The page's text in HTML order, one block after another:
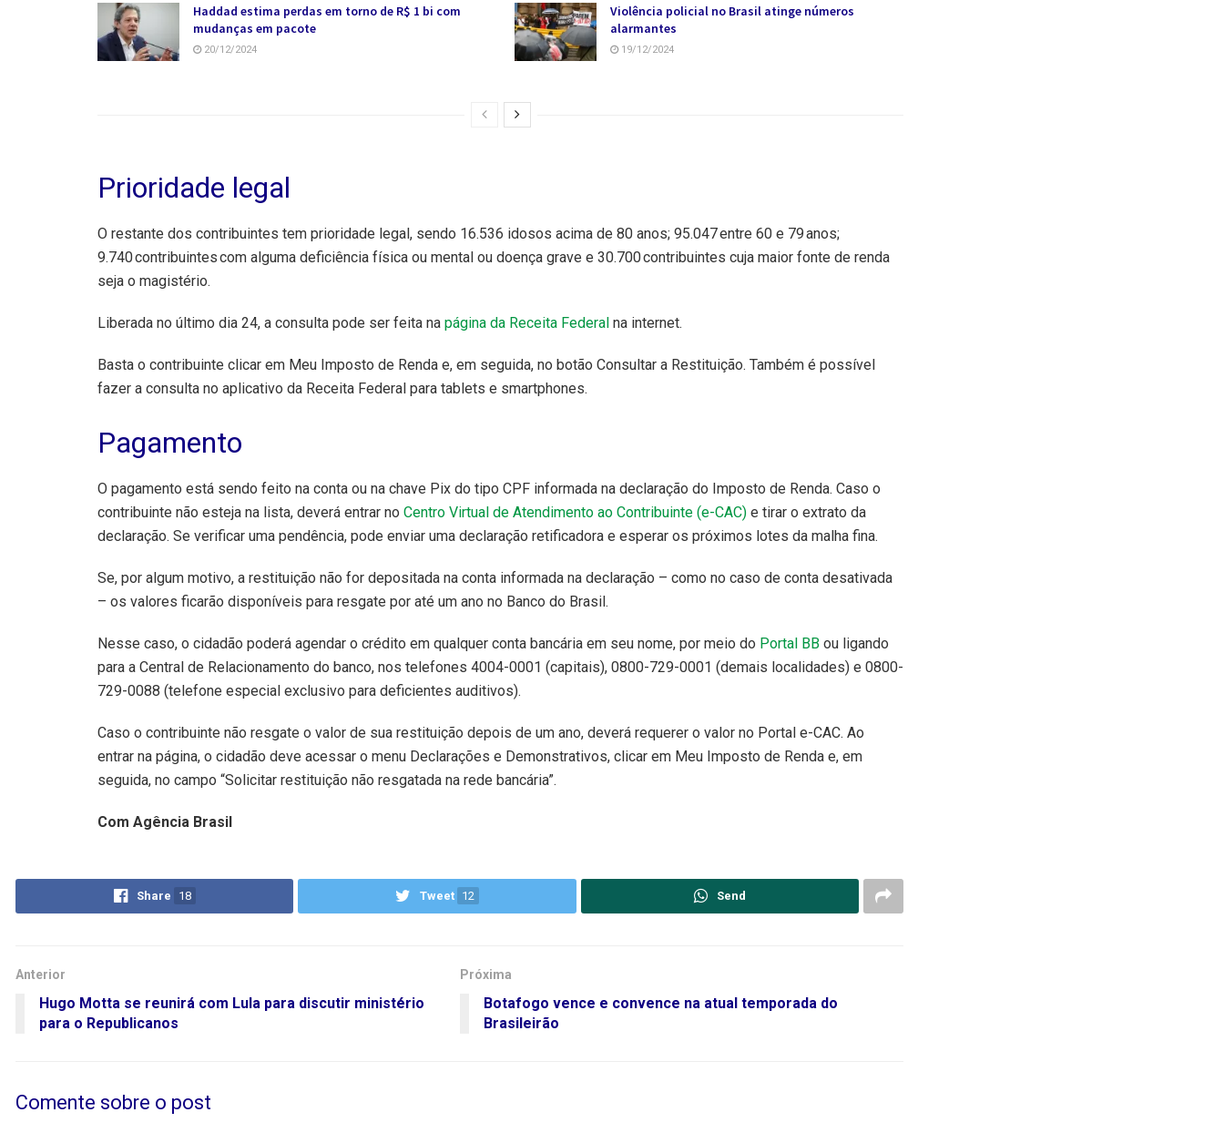
Haddad estima perdas em torno de R$ 1 bi com
mudanças em pacote
20/12/2024
Violência policial no Brasil atinge números
alarmantes
19/12/2024
Prioridade legal
O restante dos contribuintes tem prioridade legal, sendo 16.536 idosos acima de 80 anos; 95.047 entre 60 e 79 anos;
9.740 contribuintes com alguma deficiência física ou mental ou doença grave e 30.700 contribuintes cuja maior fonte de renda
seja o magistério.
Liberada no último dia 24, a consulta pode ser feita na página da Receita Federal na internet.
Basta o contribuinte clicar em Meu Imposto de Renda e, em seguida, no botão Consultar a Restituição. Também é possível
fazer a consulta no aplicativo da Receita Federal para tablets e smartphones.
Pagamento
O pagamento está sendo feito na conta ou na chave Pix do tipo CPF informada na declaração do Imposto de Renda. Caso o
contribuinte não esteja na lista, deverá entrar no Centro Virtual de Atendimento ao Contribuinte (e-CAC) e tirar o extrato da
declaração. Se verificar uma pendência, pode enviar uma declaração retificadora e esperar os próximos lotes da malha fina.
Se, por algum motivo, a restituição não for depositada na conta informada na declaração – como no caso de conta desativada
– os valores ficarão disponíveis para resgate por até um ano no Banco do Brasil.
Nesse caso, o cidadão poderá agendar o crédito em qualquer conta bancária em seu nome, por meio do Portal BB ou ligando
para a Central de Relacionamento do banco, nos telefones 4004-0001 (capitais), 0800-729-0001 (demais localidades) e 0800-
729-0088 (telefone especial exclusivo para deficientes auditivos).
Caso o contribuinte não resgate o valor de sua restituição depois de um ano, deverá requerer o valor no Portal e-CAC. Ao
entrar na página, o cidadão deve acessar o menu Declarações e Demonstrativos, clicar em Meu Imposto de Renda e, em
seguida, no campo “Solicitar restituição não resgatada na rede bancária”.
Com Agência Brasil
Share 18 Tweet 12 Send
Anterior
Hugo Motta se reunirá com Lula para discutir ministério
para o Republicanos
Próxima
Botafogo vence e convence na atual temporada do
Brasileirão
Comente sobre o post